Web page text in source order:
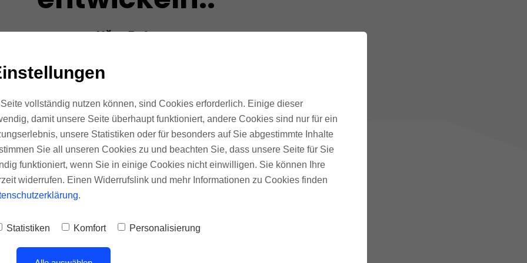
Uğur Erdem
MARKENMASTERCLASS
vollständig nutzen können, sind Cookies erforderlich. Einige dieser
damit unsere Seite überhaupt funktioniert, andere Cookies sind nur für ein
unsere Statistiken oder für besonders auf Sie abgestimmte Inhalte
Sie all unseren Cookies zu und beachten Sie, dass unsere Seite für Sie
funktioniert, wenn Sie in einige Cookies nicht einwilligen. Sie können Ihre
widerrufen. Einen Widerrufslink und mehr Informationen zu Cookies finden
.
Statistiken Komfort Personalisierung